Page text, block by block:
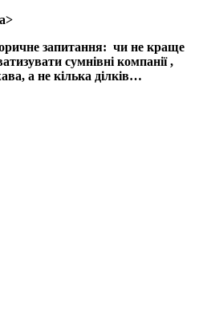
>
запитання: чи не краще
сумнівні компанії ,
а не кілька ділків…